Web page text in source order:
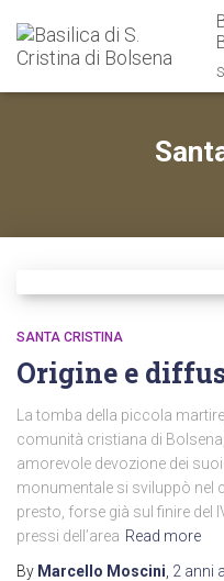
SANTA CRISTINA
Origine e
La tomba della piccola
comunità cristiana di
amorevole devozione dei
monumentale si sviluppò nel
presto, forse già sul finire del
pressi dell’area Read more
By Marcello Moscini 2 anni